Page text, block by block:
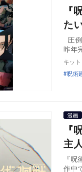
『
た
圧
昨年
キッ
呪術
漫画
主
『
作中